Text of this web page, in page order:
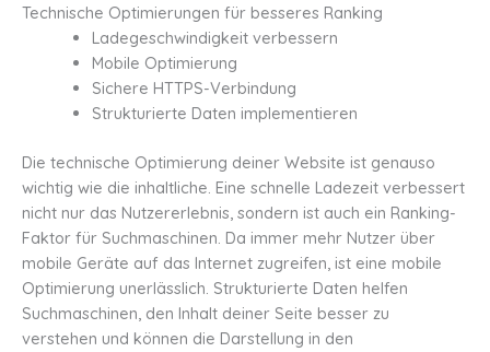
Technische Optimierungen für besseres Ranking
Ladegeschwindigkeit verbessern
Mobile Optimierung
Sichere HTTPS-Verbindung
Strukturierte Daten implementieren
Die technische Optimierung deiner Website ist genauso
wichtig wie die inhaltliche. Eine schnelle Ladezeit verbessert
nicht nur das Nutzererlebnis, sondern ist auch ein Ranking-
Faktor für Suchmaschinen. Da immer mehr Nutzer über
mobile Geräte auf das Internet zugreifen, ist eine mobile
Optimierung unerlässlich. Strukturierte Daten helfen
Suchmaschinen, den Inhalt deiner Seite besser zu
verstehen und können die Darstellung in den